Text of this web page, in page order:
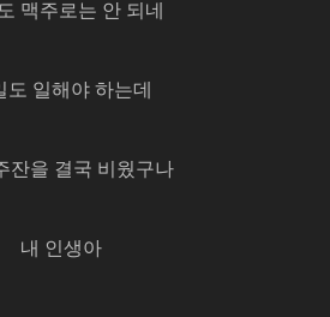
맥주로는 안 되네
도 일해야 하는데
잔을 결국 비웠구나
내 인생아